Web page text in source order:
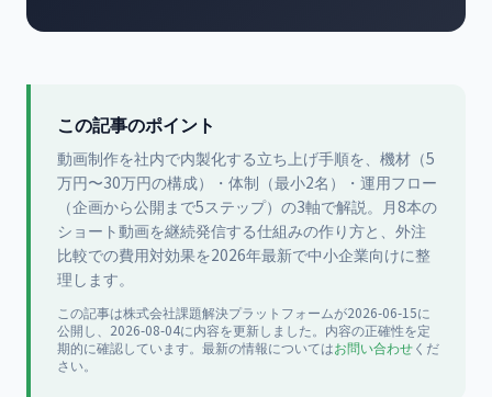
この記事のポイント
動画制作を社内で内製化する立ち上げ手順を、機材（5
万円〜30万円の構成）・体制（最小2名）・運用フロー
（企画から公開まで5ステップ）の3軸で解説。月8本の
ショート動画を継続発信する仕組みの作り方と、外注
比較での費用対効果を2026年最新で中小企業向けに整
理します。
この記事は株式会社課題解決プラットフォームが2026-06-15に
公開し、2026-08-04に内容を更新しました。内容の正確性を定
期的に確認しています。最新の情報についてはお問い合わせくだ
さい。